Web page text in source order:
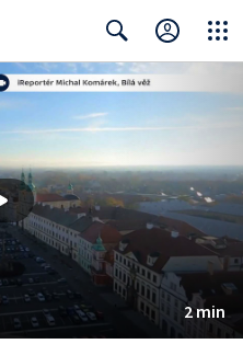
Search
2 min